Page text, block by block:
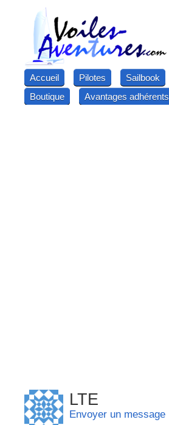
Accueil Pilotes Sailbook
Boutique
Avantages adhérents
LTE
Envoyer un message